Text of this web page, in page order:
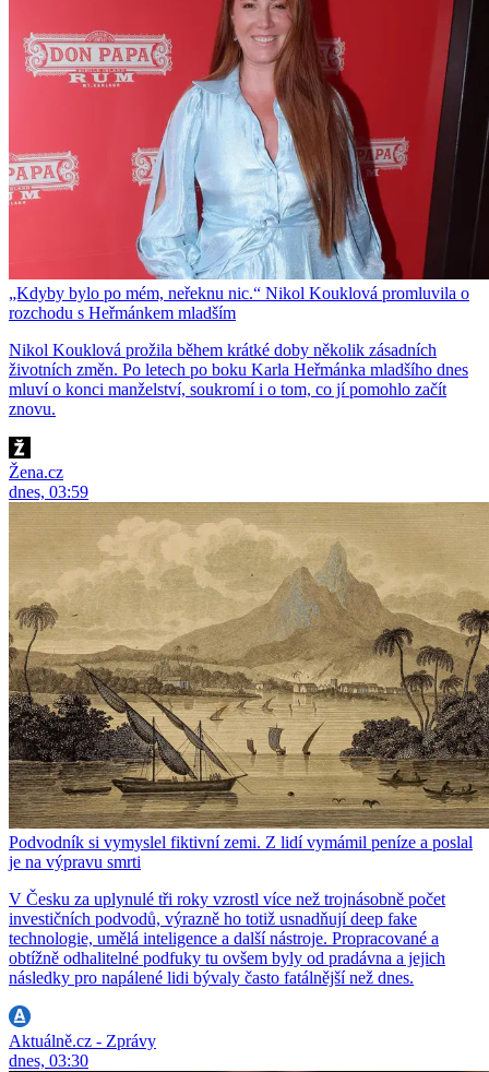
„Kdyby bylo po mém, neřeknu nic.“ Nikol Kouklová promluvila o
rozchodu s Heřmánkem mladším
Nikol Kouklová prožila během krátké doby několik zásadních
životních změn. Po letech po boku Karla Heřmánka mladšího dnes
mluví o konci manželství, soukromí i o tom, co jí pomohlo začít
znovu.
Žena.cz
dnes, 03:59
Podvodník si vymyslel fiktivní zemi. Z lidí vymámil peníze a poslal
je na výpravu smrti
V Česku za uplynulé tři roky vzrostl více než trojnásobně počet
investičních podvodů, výrazně ho totiž usnadňují deep fake
technologie, umělá inteligence a další nástroje. Propracované a
obtížně odhalitelné podfuky tu ovšem byly od pradávna a jejich
následky pro napálené lidi bývaly často fatálnější než dnes.
Aktuálně.cz - Zprávy
dnes, 03:30